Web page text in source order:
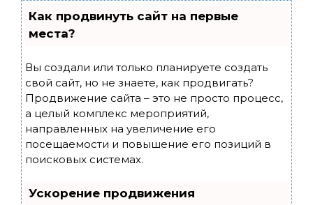
Как продвинуть сайт на первые
места?
Вы создали или только планируете создать
свой сайт, но не знаете, как продвигать?
Продвижение сайта – это не просто процесс,
а целый комплекс мероприятий,
направленных на увеличение его
посещаемости и повышение его позиций в
поисковых системах.
Ускорение продвижения